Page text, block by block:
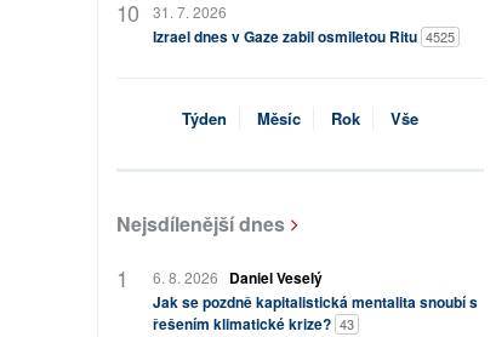
31. 7. 2026
Izrael dnes v Gaze zabil osmiletou Ritu 4525
Týden Měsíc Rok Vše
Nejsdílenější dnes
6. 8. 2026
Daniel Veselý
Jak se pozdně kapitalistická mentalita snoubí s
řešením klimatické krize? 43